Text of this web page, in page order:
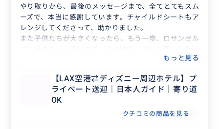
やり取りから、最後のメッセージまで、全てとてもスム
ーズで、本当に感謝しています。チャイルドシートもア
レンジしてくださって、助かりました。
また子供たちが大きくなったら、もう一度、ロサンゼル
もっと見る
【LAX空港⇄ディズニー周辺ホテル】プ
ライベート送迎｜日本人ガイド｜寄り道
OK
クチコミの商品を見る